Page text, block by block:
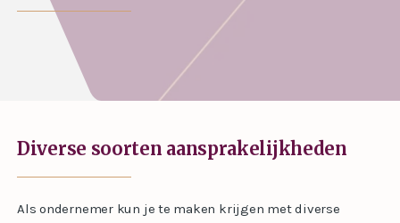
Diverse soorten aansprakelijkheden
Als ondernemer kun je te maken krijgen met diverse